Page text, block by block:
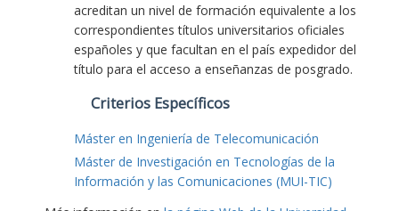
acreditan un nivel de formación equivalente a los
correspondientes títulos universitarios oficiales
españoles y que facultan en el país expedidor del
título para el acceso a enseñanzas de posgrado.
Criterios Específicos
Máster en Ingeniería de Telecomunicación
Máster de Investigación en Tecnologías de la
Información y las Comunicaciones (MUI-TIC)